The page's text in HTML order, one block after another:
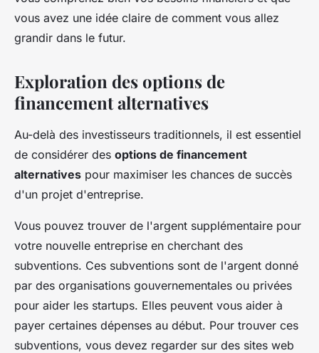
vous avez une idée claire de comment vous allez
grandir dans le futur.
Exploration des options de
financement alternatives
Au-delà des investisseurs traditionnels, il est essentiel
de considérer des options de financement
alternatives pour maximiser les chances de succès
d'un projet d'entreprise.
Vous pouvez trouver de l'argent supplémentaire pour
votre nouvelle entreprise en cherchant des
subventions. Ces subventions sont de l'argent donné
par des organisations gouvernementales ou privées
pour aider les startups. Elles peuvent vous aider à
payer certaines dépenses au début. Pour trouver ces
subventions, vous devez regarder sur des sites web